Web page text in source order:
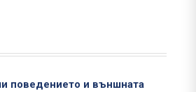
поведението и външната